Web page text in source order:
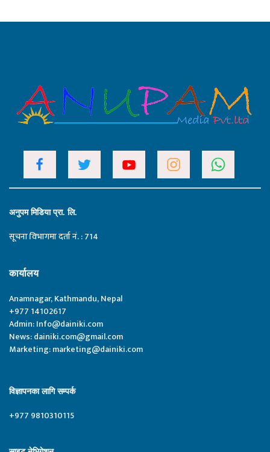
अनुपम मिडिया प्रा. लि.
सूचना विभागमा दर्ता नं. : 714
कार्यालय
Anamnagar, Kathmandu, Nepal
+977 14102617
Admin:Info@dainiki.com
News:dainiki.com@gmail.com
Marketing:marketing@dainiki.com
विज्ञापनका लागि सम्पर्क
+977 9810310115